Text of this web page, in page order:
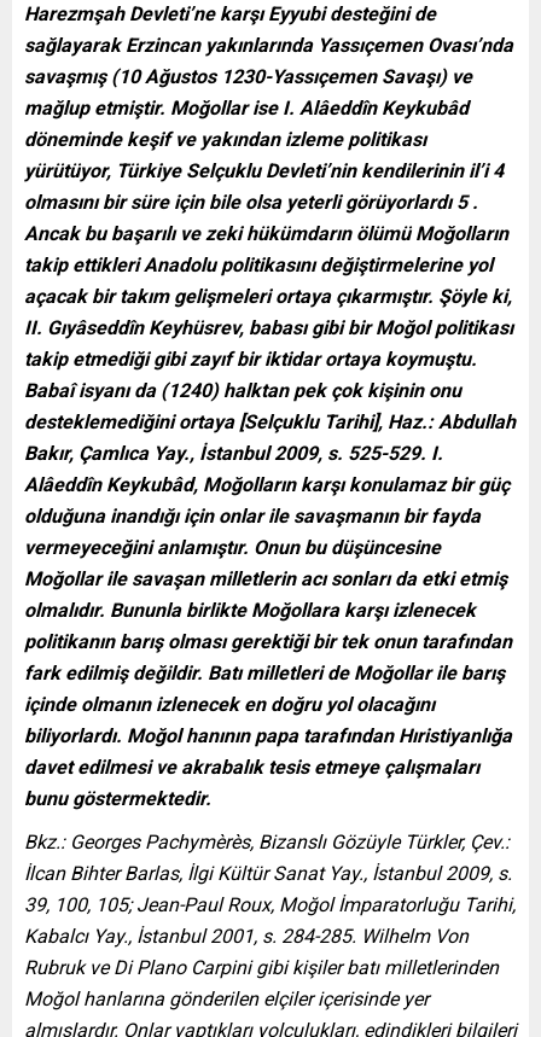
Harezmşah Devleti’ne karşı Eyyubi desteğini de
sağlayarak Erzincan yakınlarında Yassıçemen Ovası’nda
savaşmış (10 Ağustos 1230-Yassıçemen Savaşı) ve
mağlup etmiştir. Moğollar ise I. Alâeddîn Keykubâd
döneminde keşif ve yakından izleme politikası
yürütüyor, Türkiye Selçuklu Devleti’nin kendilerinin il’i 4
olmasını bir süre için bile olsa yeterli görüyorlardı 5 .
Ancak bu başarılı ve zeki hükümdarın ölümü Moğolların
takip ettikleri Anadolu politikasını değiştirmelerine yol
açacak bir takım gelişmeleri ortaya çıkarmıştır. Şöyle ki,
II. Gıyâseddîn Keyhüsrev, babası gibi bir Moğol politikası
takip etmediği gibi zayıf bir iktidar ortaya koymuştu.
Babaî isyanı da (1240) halktan pek çok kişinin onu
desteklemediğini ortaya [Selçuklu Tarihi], Haz.: Abdullah
Bakır, Çamlıca Yay., İstanbul 2009, s. 525-529. I.
Alâeddîn Keykubâd, Moğolların karşı konulamaz bir güç
olduğuna inandığı için onlar ile savaşmanın bir fayda
vermeyeceğini anlamıştır. Onun bu düşüncesine
Moğollar ile savaşan milletlerin acı sonları da etki etmiş
olmalıdır. Bununla birlikte Moğollara karşı izlenecek
politikanın barış olması gerektiği bir tek onun tarafından
fark edilmiş değildir. Batı milletleri de Moğollar ile barış
içinde olmanın izlenecek en doğru yol olacağını
biliyorlardı. Moğol hanının papa tarafından Hıristiyanlığa
davet edilmesi ve akrabalık tesis etmeye çalışmaları
bunu göstermektedir.
Bkz.: Georges Pachymèrès, Bizanslı Gözüyle Türkler, Çev.:
İlcan Bihter Barlas, İlgi Kültür Sanat Yay., İstanbul 2009, s.
39, 100, 105; Jean-Paul Roux, Moğol İmparatorluğu Tarihi,
Kabalcı Yay., İstanbul 2001, s. 284-285. Wilhelm Von
Rubruk ve Di Plano Carpini gibi kişiler batı milletlerinden
Moğol hanlarına gönderilen elçiler içerisinde yer
almışlardır. Onlar yaptıkları yolculukları, edindikleri bilgileri